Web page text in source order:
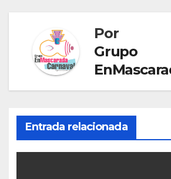
t
Por
Grupo
Entrada relacionada